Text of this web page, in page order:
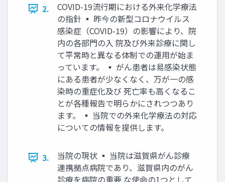
2.
COVID-19流行期における外来化学療法
の指針 ▪ 昨今の新型コロナウイルス
感染症（COVID-19）の影響により、院
内の各部門の入 院及び外来診療に関し
て平常時と異なる体制での運用が始ま
っています。 ▪ がん患者は易感染状態
にある患者が少なくなく、万が一の感
染時の重症化及び 死亡率も高くなるこ
とが各種報告で明らかにされつつあり
ます。 ▪ 当院での外来化学療法の対応
についての情報を提供します。
3.
当院の現状 ▪ 当院は滋賀県がん診療
連携拠点病院であり、滋賀県内のがん
診療を病院の重要 な使命の1つとして